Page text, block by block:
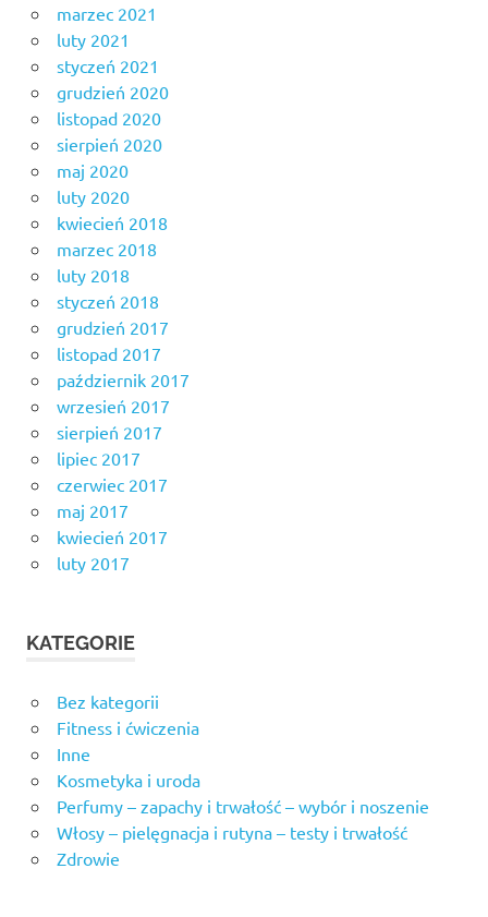
marzec 2021
luty 2021
styczeń 2021
grudzień 2020
listopad 2020
sierpień 2020
maj 2020
luty 2020
kwiecień 2018
marzec 2018
luty 2018
styczeń 2018
grudzień 2017
listopad 2017
październik 2017
wrzesień 2017
sierpień 2017
lipiec 2017
czerwiec 2017
maj 2017
kwiecień 2017
luty 2017
KATEGORIE
Bez kategorii
Fitness i ćwiczenia
Inne
Kosmetyka i uroda
Perfumy – zapachy i trwałość – wybór i noszenie
Włosy – pielęgnacja i rutyna – testy i trwałość
Zdrowie